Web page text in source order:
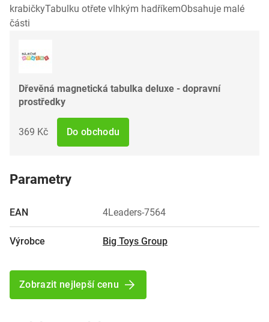
krabičkyTabulku otřete vlhkým hadříkemObsahuje malé
části
Dřevěná magnetická tabulka deluxe - dopravní
prostředky
369 Kč Do obchodu
Parametry
EAN 4Leaders-7564
Výrobce Big Toys Group
Zobrazit nejlepší cenu